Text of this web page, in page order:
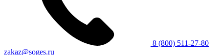
8 (800) 511-27-80
zakaz@soges.ru